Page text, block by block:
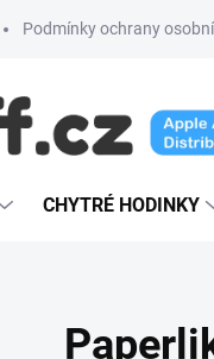
Podmínky ochrany
CHYTRÉ HODINKY